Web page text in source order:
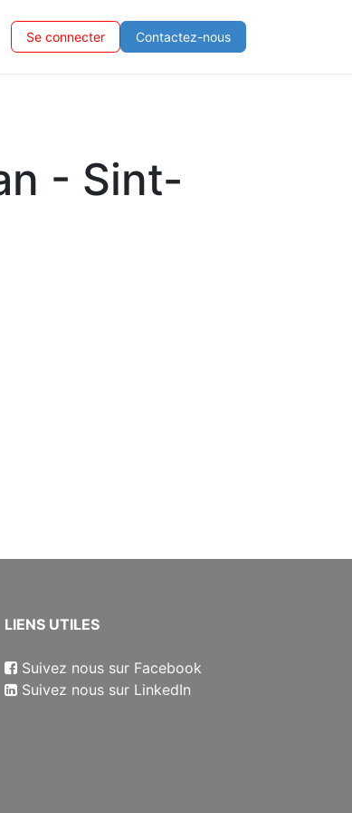
Se connecter Contactez-nous
- Sint-
​LIENS UTILES
Suivez nous sur Facebook
Suivez nous sur LinkedIn